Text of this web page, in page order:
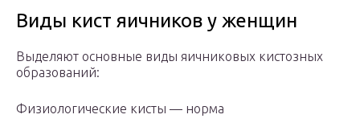
Виды кист яичников у женщин
Выделяют основные виды яичниковых кистозных
образований:
Физиологические кисты — норма